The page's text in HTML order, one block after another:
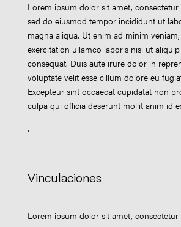
Lorem ipsum dolor sit amet,
sed do eiusmod tempor incididunt ut
magna aliqua. Ut enim ad minim
exercitation ullamco laboris nisi ut
consequat. Duis aute irure dolor in
voluptate velit esse cillum dolore eu
Excepteur sint occaecat cupidatat non
culpa qui officia deserunt mollit anim id
.
Vinculaciones
Lorem ipsum dolor sit amet,